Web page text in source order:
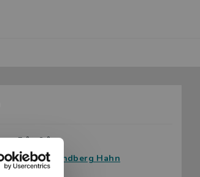
Från 9 år
Kerstin Lundberg Hahn